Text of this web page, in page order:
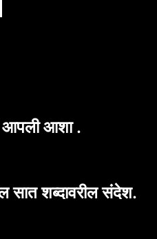
आपली आशा .
सात शब्दावरील संदेश.